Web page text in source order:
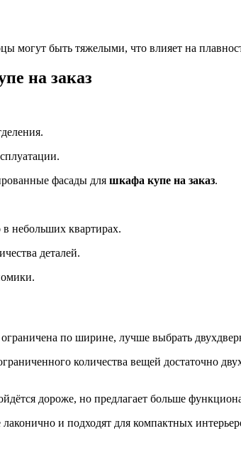
могут быть тяжелыми, что влияет на
на заказ
фасады для шкафа купе на заказ.
в небольших квартирах.
деталей.
по ширине, лучше выбрать
количества вещей достаточно
дороже, но предлагает больше
и подходят для компактных